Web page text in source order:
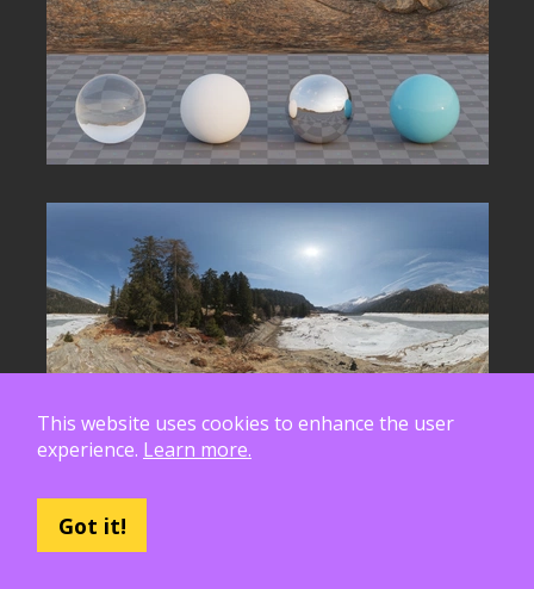
This website uses cookies to enhance the user
experience. Learn more.
Got it!